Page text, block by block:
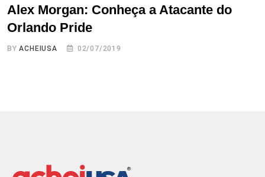
Alex Morgan: Conheça a Atacante do
Orlando Pride
BYACHEIUSA 02/07/2019